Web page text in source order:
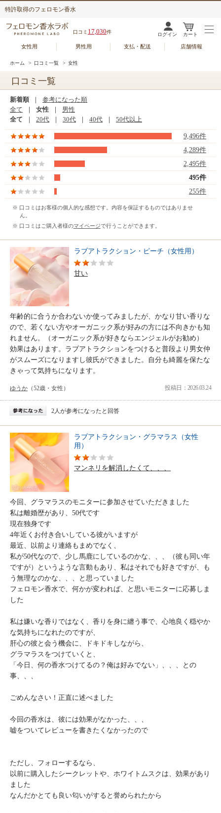
特許取得のフェロモン香水
口コミ 17,030件 ログイン カート
女性用 男性用 支払・配送 店舗情報
ホーム > 口コミ一覧 > 女性
口コミ一覧
新着順｜ 参考になった順
全て ｜ 女性 ｜ 男性
全て ｜ 20代 ｜ 30代 ｜ 40代 ｜ 50代以上
9,496件
4,289件
2,495件
495件
255件
※ 口コミはお客様の個人的な感想です。内容を保証するものではありませ
ん。
※ 口コミはご購入者様のマイページで行うことができます。
ラブアトラクション・ピーチ（女性用）
甘い
年齢的に合うか合わないか使ってみましたが、かなり甘い香りな
ので、若くない方やオーガニック系が好みの方には不向きかも知
れません。（オーガニック系が好きならエンジェルがお勧め）
効果はあります。ラブアトラクションをつけると普段より男女仲
がスムーズになりますし彼氏ができました。自分も綺麗を保たな
きゃって気持ちになります。
ゆうか （52歳・女性） 投稿日：2026.03.24
2人が参考になったと回答
ラブアトラクション・グラマラス（女性
用）
マンネリを解消したくて、、、
今回、グラマラスのモニターに参加させていただきました
私は離婚歴があり、50代です
現在独身です
4年近くお付き合いしている彼がいますが
最近、以前より連絡もまめでなく、
私が50代なので、少し馬鹿にしているのかな、、、（彼も同い年
ですが）というような言動もあり、私はそれでも好きですが、も
う無理なのかな、、、と思っていました
フェロモン香水で、何かが変われば、と思いモニターに応募しま
した
私は嫌いな香りではなく、香りを身に纏う事で、心地良く穏やか
な気持ちになれたのですが、
肝心の彼と会う機会に、ドキドキしながら、
グラマラスをつけていくと、
「今日、何の香水つけてるの？俺は好みでない」、、、との
事、、、
ごめんなさい！正直に述べました
今回の香水は、彼には効果がなかった、、、
嘘をついてレビューを書きたくなかったので
ただし、フォローするなら、
以前に購入したシークレットや、ホワイトムスクは、効果があり
ました
なんだかとても良い匂いがすると誉められたから